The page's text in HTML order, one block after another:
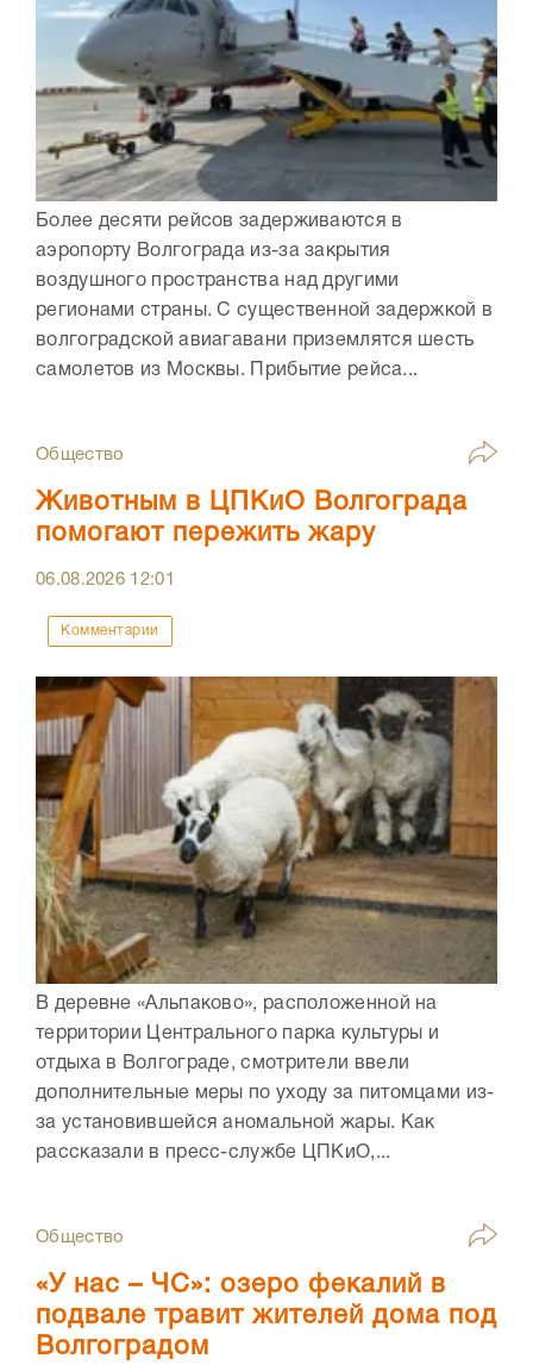
Более десяти рейсов задерживаются в
аэропорту Волгограда из-за закрытия
воздушного пространства над другими
регионами страны. С существенной задержкой в
волгоградской авиагавани приземлятся шесть
самолетов из Москвы. Прибытие рейса...
Общество
Животным в ЦПКиО Волгограда
помогают пережить жару
06.08.2026 12:01
Комментарии
В деревне «Альпаково», расположенной на
территории Центрального парка культуры и
отдыха в Волгограде, смотрители ввели
дополнительные меры по уходу за питомцами из-
за установившейся аномальной жары. Как
рассказали в пресс-службе ЦПКиО,...
Общество
«У нас – ЧС»: озеро фекалий в
подвале травит жителей дома под
Волгоградом